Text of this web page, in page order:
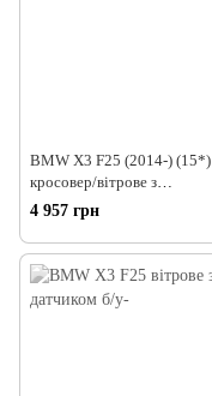
BMW X3 F25 (2014-) (15*)
кросовер/вітрове з
датчиком,камера, е/о камер
4 957 грн